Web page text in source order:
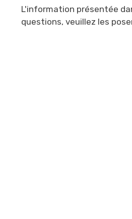
L'information présentée
questions, veuillez les